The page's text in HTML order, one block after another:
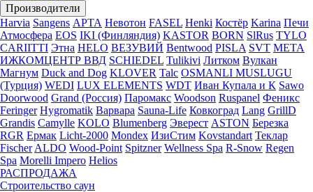
Производители
Harvia Sangens АРТА Невотон FASEL Henki Костёр Karina Печи
Атмосфера EOS IKI (Финляндия) KASTOR BORN SlRus TYLO
CARIITTI Этна HELO ВЕЗУВИЙ Bentwood PISLA SVT МЕТА
ИЖКОМЦЕНТР ВВД SCHIEDEL Tulikivi Литком Вулкан
Магнум Duck and Dog KLOVER Talc OSMANLI MUSLUGU
(Турция) WEDI LUX ELEMENTS WDT Иван Купала и К Sawo
Doorwood Grand (Россия) Паромакс Woodson Ruspanel Феникс
Feringer Hygromatik Варвара Sauna-Life Ковкоград Lang GrillD
Grandis Camylle KOLO Blumenberg Эверест ASTON Березка
RGR Ермак Licht-2000 Mondex ИзиСтим Kovstandart Теклар
Fischer ALDO Wood-Point Spitzner Wellness Spa R-Snow Regen
Spa Morelli Impero Helios
РАСПРОДАЖА
Строительство саун